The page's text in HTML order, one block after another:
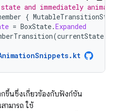
and immediately
{
= BoxState.Expanded
(currentState
ขึ้นซึ่งเกี่ยวข้องกับฟังก์ชัน
ามารถ ใช้